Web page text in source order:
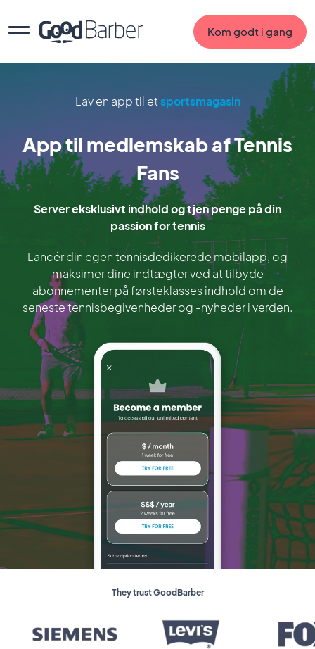
Kom godt i gang
Lav en app til etsportsmagasin
App til medlemskab af Tennis
Fans
Server eksklusivt indhold og tjen penge på din
passion for tennis
Lancér din egen tennisdedikerede mobilapp, og
maksimer dine indtægter ved at tilbyde
abonnementer på førsteklasses indhold om de
seneste tennisbegivenheder og -nyheder i verden.
They trust GoodBarber